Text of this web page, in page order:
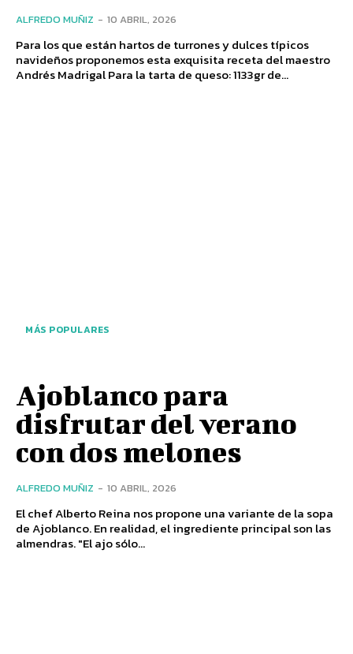
ALFREDO MUÑIZ - 10 ABRIL, 2026
Para los que están hartos de turrones y dulces típicos
navideños proponemos esta exquisita receta del maestro
Andrés Madrigal Para la tarta de queso: 1133gr de...
MÁS POPULARES
Ajoblanco para
disfrutar del verano
con dos melones
ALFREDO MUÑIZ - 10 ABRIL, 2026
El chef Alberto Reina nos propone una variante de la sopa
de Ajoblanco. En realidad, el ingrediente principal son las
almendras. "El ajo sólo...